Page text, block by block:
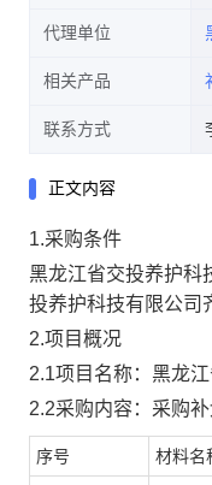
代理单位
相关产品
联系方式
正文内容
1.采购条件
黑龙江省交投养护科
投养护科技有限公司
2.项目概况
2.1项目名称： 黑龙
2.2采购内容：采购补
序号 材料名